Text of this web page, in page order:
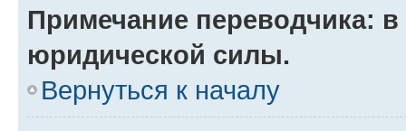
Примечание переводчика:
юридической силы.
Вернуться к началу